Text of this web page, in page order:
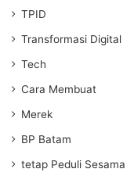
TPID
Transformasi Digital
Tech
Cara Membuat
Merek
BP Batam
tetap Peduli Sesama